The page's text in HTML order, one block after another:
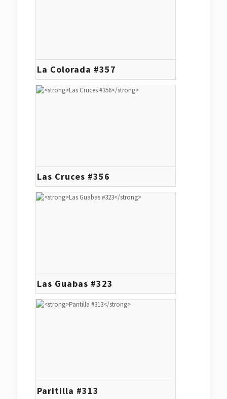
La Colorada #357
Las Cruces #356
Las Guabas #323
Paritilla #313